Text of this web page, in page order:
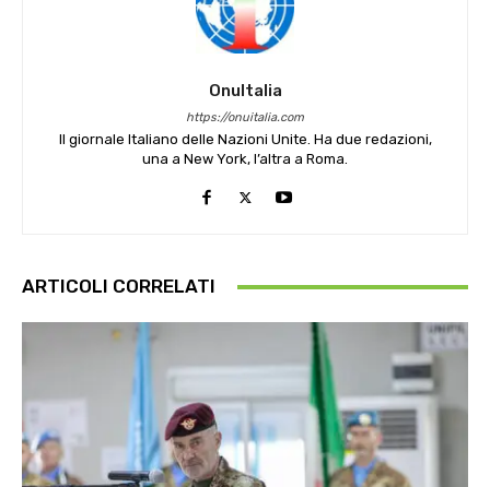
OnuItalia
https://onuitalia.com
Il giornale Italiano delle Nazioni Unite. Ha due redazioni,
una a New York, l’altra a Roma.
ARTICOLI CORRELATI